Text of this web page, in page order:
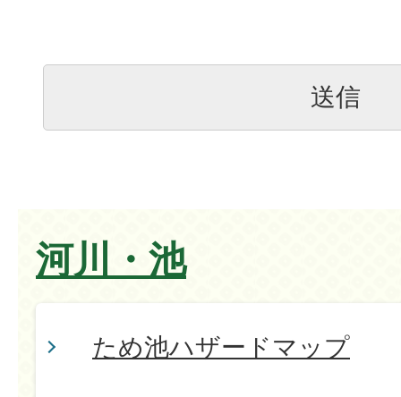
河川・池
ため池ハザードマップ